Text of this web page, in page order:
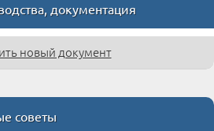
документация
новый документ
советы